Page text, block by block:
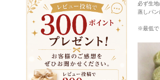
必ず生地
蒸しパン
※最低で